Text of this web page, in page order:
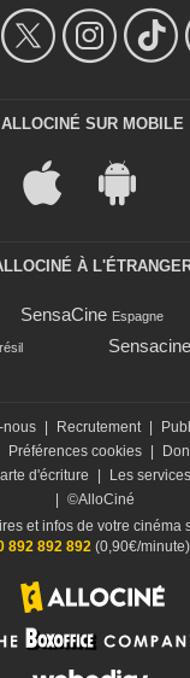
ALLOCINÉ SUR MOBILE
À
SensaCine Espagne
nous Recrutement
Préférences cookies
d'écriture Les
©AlloCiné
et infos de votre cinéma
892 892 892(0,90€/minute)